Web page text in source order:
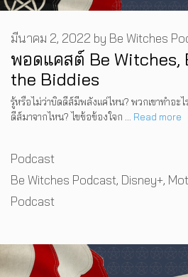
พอดแคสต์ Be Witches,
the Biddies
มีนาคม 2, 2022 by Be Witches
รู้หรือไม่ว่าบิดดีส์มีพลังแค่ไหน? พวกเขาทำอะไ
ดีส์มาจากไหน? ไขข้อข้องใจก … Read more
Categories
Podcast
Tags
Be Witches Podcast, Disney+,
Podcast